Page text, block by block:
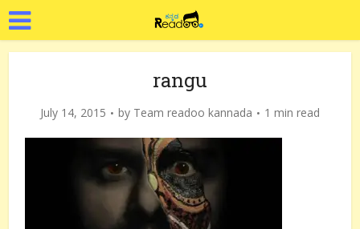
rangu
July 14, 2015 by Team readoo kannada 1 min read